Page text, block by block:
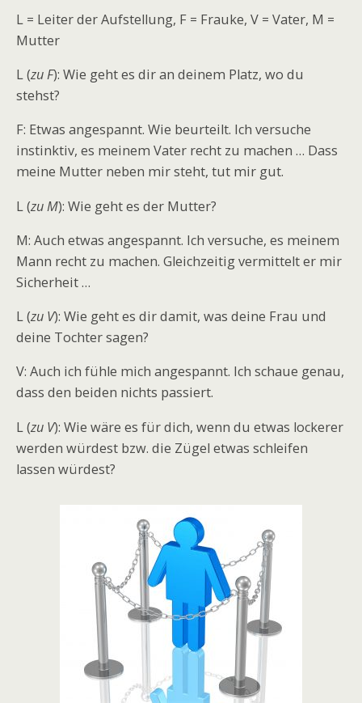
L = Leiter der Aufstellung, F = Frauke, V = Vater, M =
Mutter
L (zu F): Wie geht es dir an deinem Platz, wo du
stehst?
F: Etwas angespannt. Wie beurteilt. Ich versuche
instinktiv, es meinem Vater recht zu machen … Dass
meine Mutter neben mir steht, tut mir gut.
L (zu M): Wie geht es der Mutter?
M: Auch etwas angespannt. Ich versuche, es meinem
Mann recht zu machen. Gleichzeitig vermittelt er mir
Sicherheit …
L (zu V): Wie geht es dir damit, was deine Frau und
deine Tochter sagen?
V: Auch ich fühle mich angespannt. Ich schaue genau,
dass den beiden nichts passiert.
L (zu V): Wie wäre es für dich, wenn du etwas lockerer
werden würdest bzw. die Zügel etwas schleifen
lassen würdest?